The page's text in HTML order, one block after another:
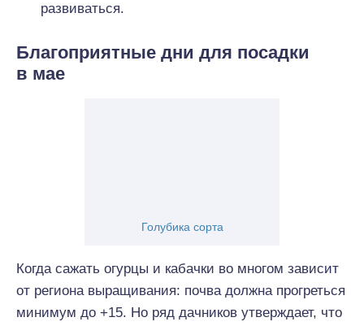
развиваться.
Благоприятные дни для посадки
в мае
Голубика сорта
Когда сажать огурцы и кабачки во многом зависит
от региона выращивания: почва должна прогреться
минимум до +15. Но ряд дачников утверждает, что